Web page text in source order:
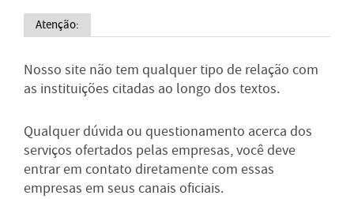
Atenção:
Nosso site não tem qualquer tipo de relação com
as instituições citadas ao longo dos textos.
Qualquer dúvida ou questionamento acerca dos
serviços ofertados pelas empresas, você deve
entrar em contato diretamente com essas
empresas em seus canais oficiais.